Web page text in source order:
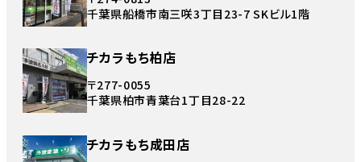
千葉県船橋市南三咲3丁目23-7 SKビル1階
チカラもち柏店
〒277-0055
千葉県柏市青葉台1丁目28-22
チカラもち成田店